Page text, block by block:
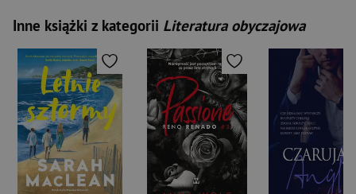
Inne książki z kategorii Literatura obyczajowa